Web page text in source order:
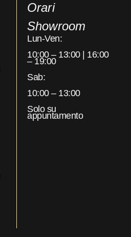
Orari
Showroom
Lun-Ven:
10:00 – 13:00 | 16:00
– 19:00
Sab:
10:00 – 13:00
Solo su
appuntamento